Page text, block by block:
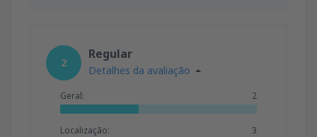
2
Regular
Detalhes da avaliação
Geral: 2
Localização: 3